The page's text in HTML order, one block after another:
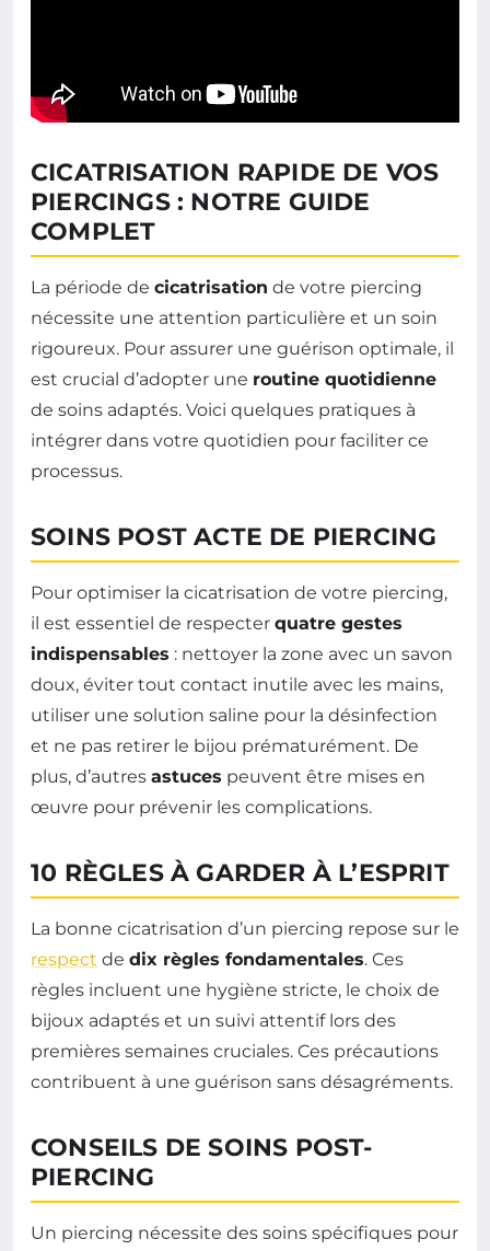
CICATRISATION RAPIDE DE VOS
PIERCINGS : NOTRE GUIDE
COMPLET
La période de cicatrisation de votre piercing
nécessite une attention particulière et un soin
rigoureux. Pour assurer une guérison optimale, il
est crucial d’adopter une routine quotidienne
de soins adaptés. Voici quelques pratiques à
intégrer dans votre quotidien pour faciliter ce
processus.
SOINS POST ACTE DE PIERCING
Pour optimiser la cicatrisation de votre piercing,
il est essentiel de respecter quatre gestes
indispensables : nettoyer la zone avec un savon
doux, éviter tout contact inutile avec les mains,
utiliser une solution saline pour la désinfection
et ne pas retirer le bijou prématurément. De
plus, d’autres astuces peuvent être mises en
œuvre pour prévenir les complications.
10 RÈGLES À GARDER À L’ESPRIT
La bonne cicatrisation d’un piercing repose sur le
respect de dix règles fondamentales. Ces
règles incluent une hygiène stricte, le choix de
bijoux adaptés et un suivi attentif lors des
premières semaines cruciales. Ces précautions
contribuent à une guérison sans désagréments.
CONSEILS DE SOINS POST-
PIERCING
Un piercing nécessite des soins spécifiques pour